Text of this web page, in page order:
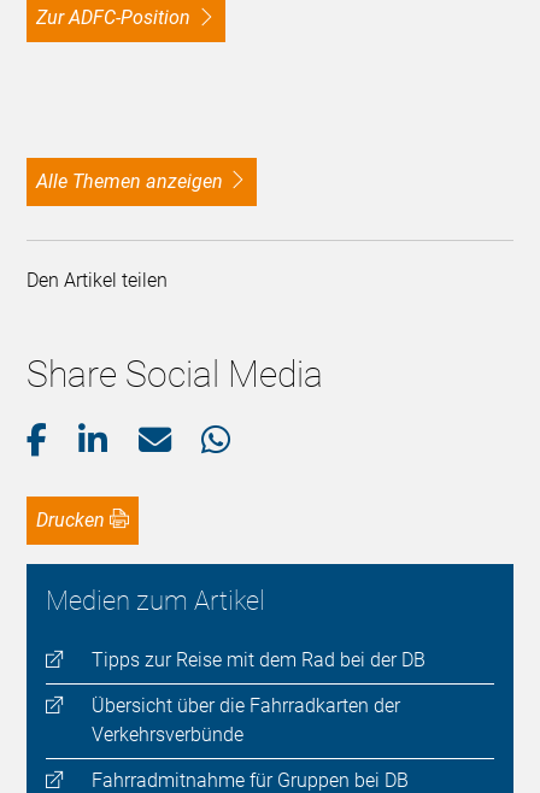
Zur ADFC-Position
alle Themen anzeigen
Den Artikel teilen
Share Social Media
Drucken
Medien zum Artikel
Tipps zur Reise mit dem Rad bei der DB
Übersicht über die Fahrradkarten der
Verkehrsverbünde
Fahrradmitnahme für Gruppen bei DB